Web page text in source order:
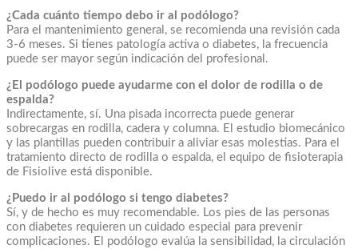
¿Cada cuánto tiempo debo ir al podólogo?
Para el mantenimiento general, se recomienda una revisión cada
3-6 meses. Si tienes patología activa o diabetes, la frecuencia
puede ser mayor según indicación del profesional.
¿El podólogo puede ayudarme con el dolor de rodilla o de
espalda?
Indirectamente, sí. Una pisada incorrecta puede generar
sobrecargas en rodilla, cadera y columna. El estudio biomecánico
y las plantillas pueden contribuir a aliviar esas molestias. Para el
tratamiento directo de rodilla o espalda, el equipo de fisioterapia
de Fisiolive está disponible.
¿Puedo ir al podólogo si tengo diabetes?
Sí, y de hecho es muy recomendable. Los pies de las personas
con diabetes requieren un cuidado especial para prevenir
complicaciones. El podólogo evalúa la sensibilidad, la circulación